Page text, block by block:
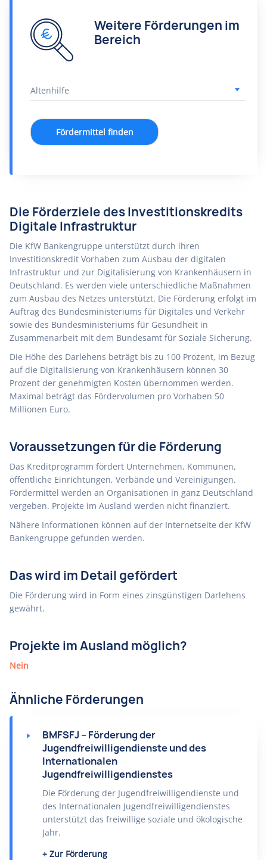
Weitere Förderungen im
Bereich
Fördermittel finden
Die Förderziele des Investitionskredits
Digitale Infrastruktur
Die KfW Bankengruppe unterstützt durch ihren
Investitionskredit Vorhaben zum Ausbau der digitalen
Infrastruktur und zur Digitalisierung von Krankenhäusern in
Deutschland. Es werden viele unterschiedliche Maßnahmen
zum Ausbau des Netzes unterstützt. Die Förderung erfolgt im
Auftrag des Bundesministeriums für Digitales und Verkehr
sowie des Bundesministeriums für Gesundheit in
Zusammenarbeit mit dem Bundesamt für Soziale Sicherung.
Die Höhe des Darlehens beträgt bis zu 100 Prozent, im Bezug
auf die Digitalisierung von Krankenhäusern können 30
Prozent der genehmigten Kosten übernommen werden.
Maximal beträgt das Fördervolumen pro Vorhaben 50
Millionen Euro.
Voraussetzungen für die Förderung
Das Kreditprogramm fördert Unternehmen, Kommunen,
öffentliche Einrichtungen, Verbände und Vereinigungen.
Fördermittel werden an Organisationen in ganz Deutschland
vergeben. Projekte im Ausland werden nicht finanziert.
Nähere Informationen können auf der Internetseite der KfW
Bankengruppe gefunden werden.
Das wird im Detail gefördert
Die Förderung wird in Form eines zinsgünstigen Darlehens
gewährt.
Projekte im Ausland möglich?
Nein
Ähnliche Förderungen
BMFSFJ – Förderung der
Jugendfreiwilligendienste und des
Internationalen
Jugendfreiwilligendienstes
Die Förderung der Jugendfreiwilligendienste und
des Internationalen Jugendfreiwilligendienstes
unterstützt das freiwillige soziale und ökologische
Jahr.
Zur Förderung